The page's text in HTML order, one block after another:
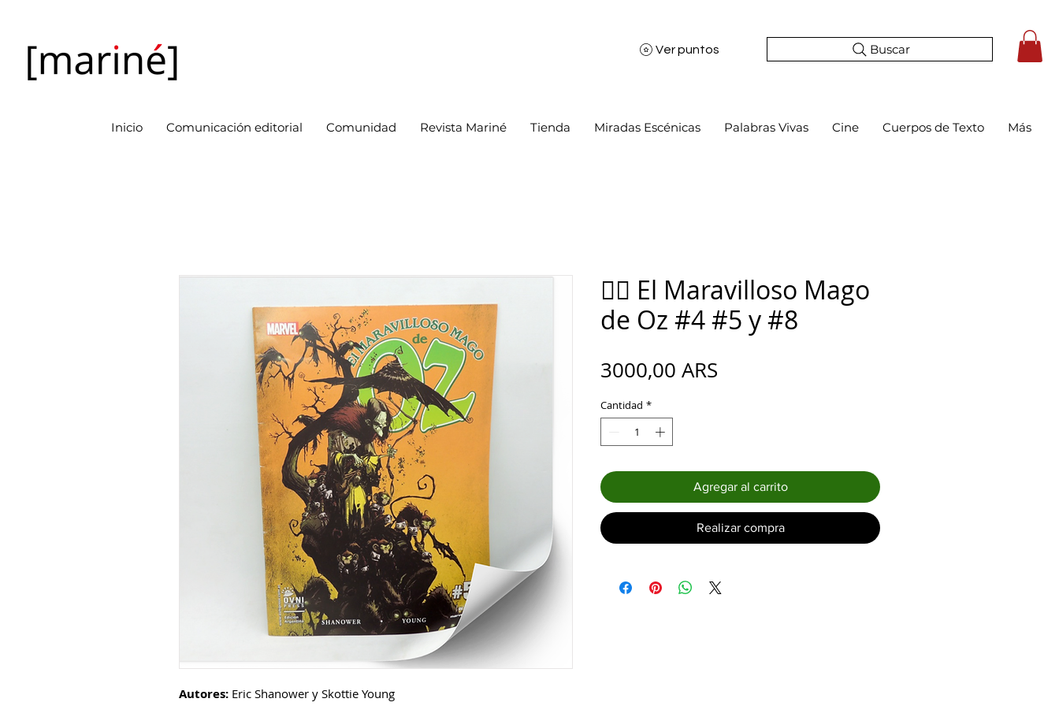
Ver puntos Buscar
Inicio Comunicación editorial Comunidad Revista Mariné Tienda Miradas Escénicas Palabras Vivas Cine Cuerpos de Texto Más
Autores: Eric Shanower y Skottie Young
🧙‍♂️ El Maravilloso Mago
de Oz #4 #5 y #8
3000,00 ARS
Cantidad *
Agregar al carrito
Realizar compra